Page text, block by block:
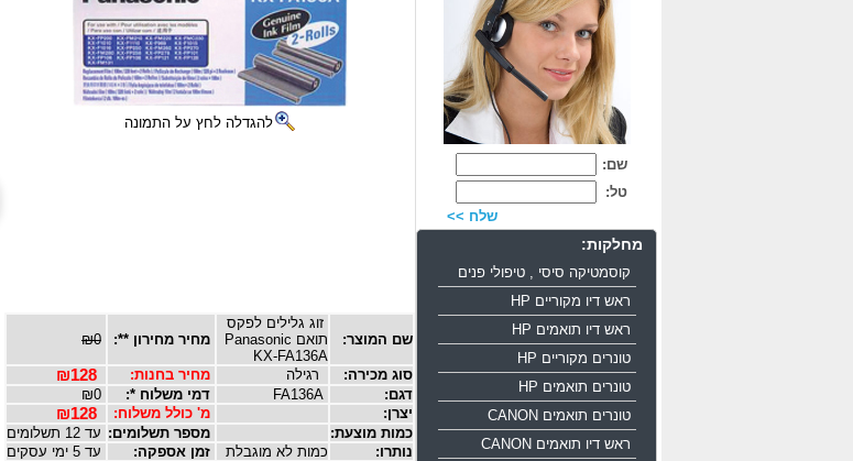
להגדלה לחץ על התמונה
שם המוצר:
זוג גלילים לפקס
תואם Panasonic
KX-FA136A
מחיר מחירון **: ₪0
סוג מכירה: רגילה מחיר בחנות:
דגם: דמי משלוח *:
יצרן:
מ' כולל משלוח:
כמות מוצעת: מספר תשלומים: עד 12 תשלומים
נותרו:
כמות לא מוגבלת זמן אספקה:
עד 5 ימי עסקים
שם:
טל:
שלח >>
מחלקות:
קוסמטיקה סיסי , טיפולי פנים
ראש דיו מקוריים HP
ראש דיו תואמים HP
טונרים מקוריים HP
טונרים תואמים HP
טונרים תואמים CANON
ראש דיו תואמים CANON